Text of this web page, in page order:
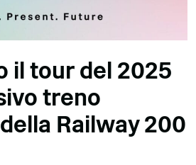
il tour del 2025
treno
Railway 200